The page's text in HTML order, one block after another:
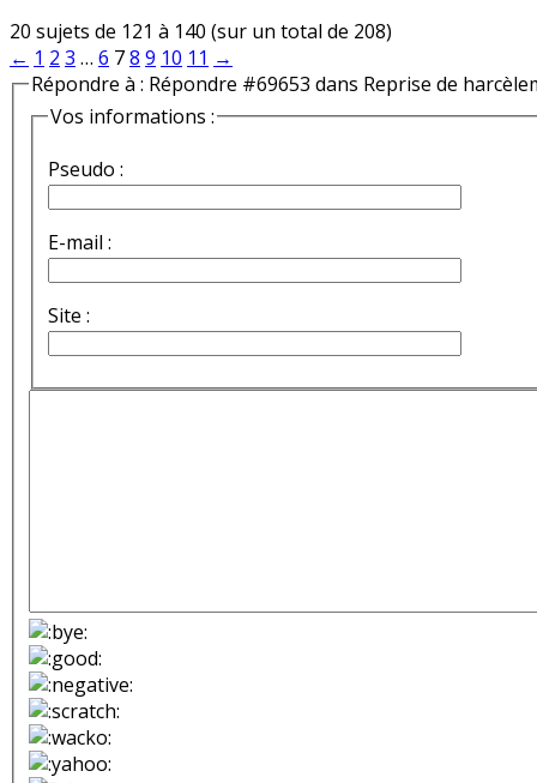
20 sujets de 121 à 140 (sur un total de 208)
← 1 2 3 … 6 78 9 10 11 →
Répondre à : Répondre #69653 dans Reprise de
Vos informations :
Pseudo :
E-mail :
Site :